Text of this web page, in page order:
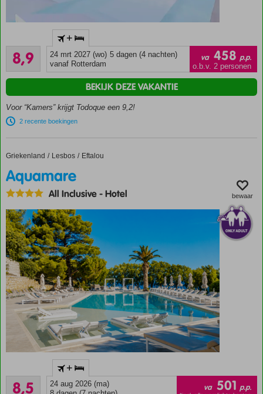
Only Adult
accommodatie;
min. leeftijd is
18 jaar
Gelegen
complex
Winkelcentrum
overkant
Verwarmd
in de
winter
8,9
Aanrader
160
beoordelingen
+
24 mrt 2027 (wo) 5 dagen (4 nachten)
vanaf Rotterdam
va 458 p.p.
o.b.v. 2 personen
Voor “Kamers” krijgt Todoque een 9,2!
2 recente boekingen
BEKIJK DEZE VAKANTIE
Home
Griekenland Lesbos Eftalou
Aquamare
Aquamare
All Inclusive-Hotel bewaar
groene
8,5
Aanrader
408
+
24 aug 2026 (ma)
va 501 p.p.